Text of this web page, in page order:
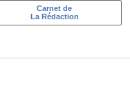
Carnet de
La Rédaction